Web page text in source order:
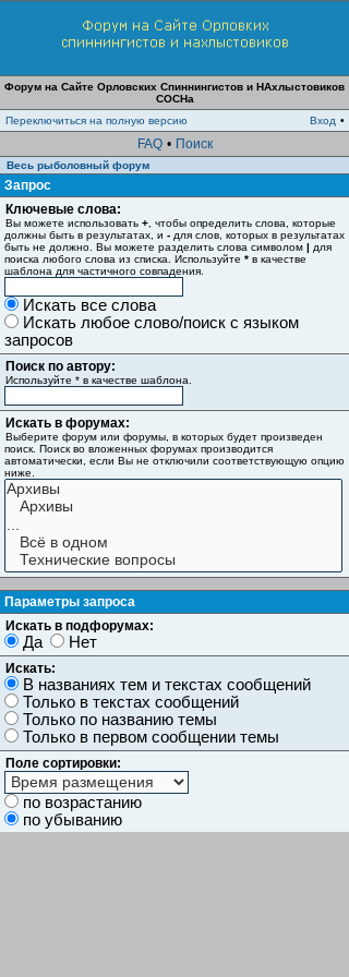
Форум на Сайте Орловских Спиннингистов и НАхлыстовиков
СОСНа
Переключиться на полную версию
Вход •
FAQ • Поиск
Весь рыболовный форум
Запрос
Ключевые слова:
Вы можете использовать + , чтобы определить слова, которые
должны быть в результатах, и - для слов, которых в результатах
быть не должно. Вы можете разделить слова символом | для
поиска любого слова из списка. Используйте * в качестве
шаблона для частичного совпадения.
Искать все слова
Искать любое слово/поиск с языком
запросов
Поиск по автору:
Используйте * в качестве шаблона.
Искать в форумах:
Выберите форум или форумы, в которых будет произведен
поиск. Поиск во вложенных форумах производится
автоматически, если Вы не отключили соответствующую опцию
ниже.
Параметры запроса
Искать в подфорумах:
Да Нет
Искать:
В названиях тем и текстах сообщений
Только в текстах сообщений
Только по названию темы
Только в первом сообщении темы
Поле сортировки:
по возрастанию
по убыванию